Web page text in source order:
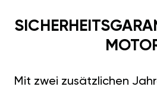
Mit zwei zusätzlichen